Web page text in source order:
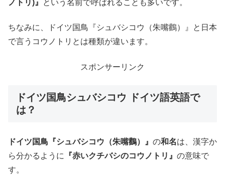
ノトリ)』
という名前で呼ばれることも多いです。
ちなみに、ドイツ国鳥『シュバシコウ（朱嘴鸛）』と日本
で言うコウノトリとは種類が違います。
スポンサーリンク
ドイツ国鳥シュバシコウ ドイツ語英語で
は？
ドイツ国鳥『シュバシコウ（朱嘴鸛）』 の和名は、漢字か
ら分かるように 『赤いクチバシのコウノトリ』 の意味で
す。